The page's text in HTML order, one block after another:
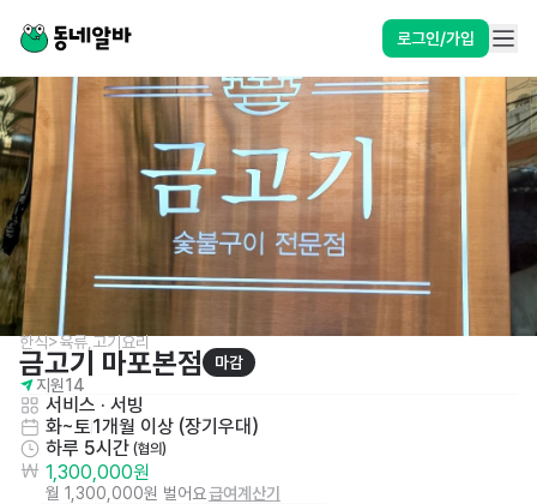
로그인/가입
한식>육류,고기요리
금고기 마포본점
마감
지원14
서비스 · 서빙
화~토1개월 이상 (장기우대)
하루 5시간 (협의)
1,300,000원
월 1,300,000원 벌어요급여계산기